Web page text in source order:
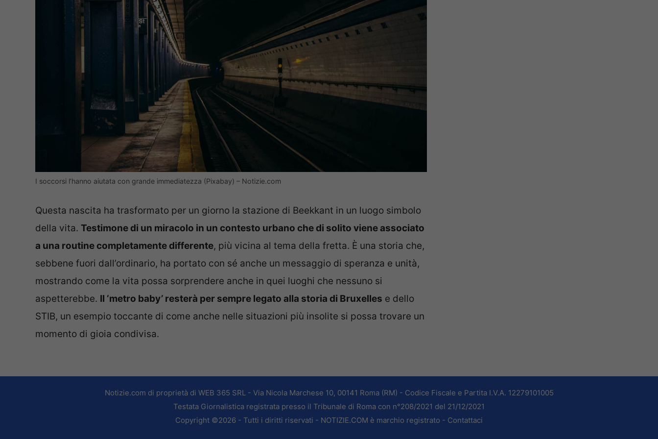
I soccorsi l’hanno aiutata con grande immediatezza (Pixabay) – Notizie.com
Questa nascita ha trasformato per un giorno la stazione di Beekkant in un luogo simbolo
della vita. Testimone di un miracolo in un contesto urbano che di solito viene associato
a una routine completamente differente, più vicina al tema della fretta. È una storia che,
sebbene fuori dall’ordinario, ha portato con sé anche un messaggio di speranza e unità,
mostrando come la vita possa sorprendere anche in quei luoghi che nessuno si
aspetterebbe. Il ‘metro baby’ resterà per sempre legato alla storia di Bruxelles e dello
STIB, un esempio toccante di come anche nelle situazioni più insolite si possa trovare un
momento di gioia condivisa.
Notizie.com di proprietà di WEB 365 SRL - Via Nicola Marchese 10, 00141 Roma (RM) - Codice Fiscale e Partita I.V.A. 12279101005
Testata Giornalistica registrata presso il Tribunale di Roma con n°208/2021 del 21/12/2021
Copyright ©2026 - Tutti i diritti riservati - NOTIZIE.COM è marchio registrato - Contattaci